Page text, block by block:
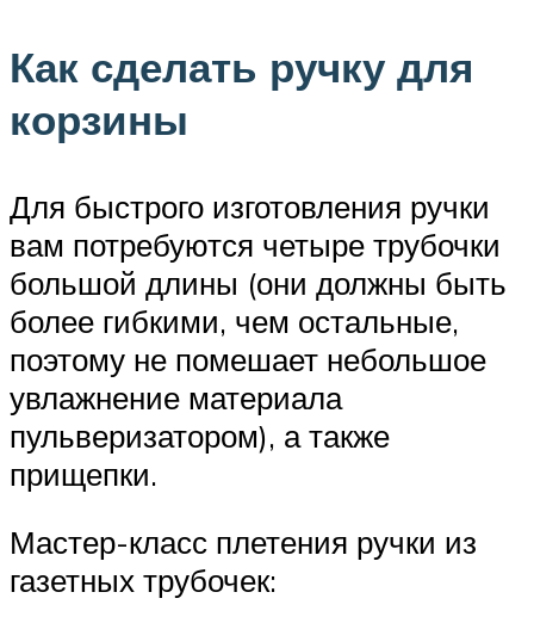
Как сделать ручку для
корзины
Для быстрого изготовления ручки
вам потребуются четыре трубочки
большой длины (они должны быть
более гибкими, чем остальные,
поэтому не помешает небольшое
увлажнение материала
пульверизатором), а также
прищепки.
Мастер-класс плетения ручки из
газетных трубочек: